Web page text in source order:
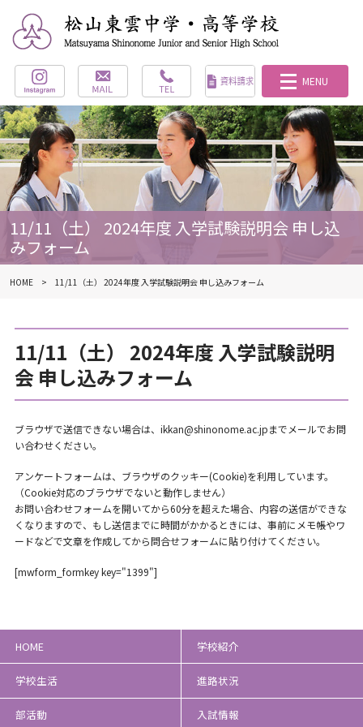
11/11（土） 2024年度 入学試験説明会 申し込
みフォーム
HOME 11/11（土） 2024年度 入学試験説明会 申し込みフォーム
11/11（土） 2024年度 入学試験説明
会 申し込みフォーム
ブラウザで送信できない場合は、ikkan@shinonome.ac.jpまでメールでお問
い合わせください。
アンケートフォームは、ブラウザのクッキー(Cookie)を利用しています。
（Cookie対応のブラウザでないと動作しません）
お問い合わせフォームを開いてから60分を超えた場合、内容の送信ができな
くなりますので、もし送信までに時間がかかるときには、事前にメモ帳やワ
ードなどで文章を作成してから問合せフォームに貼り付けてください。
[mwform_formkey key="1399"]
HOME 学校紹介
学校生活 進路状況
部活動 入試情報